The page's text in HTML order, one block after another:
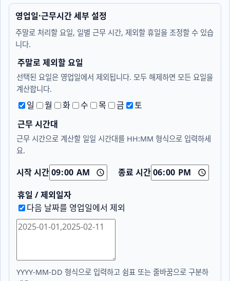
영업일·근무시간 세부 설정
주말로 처리할 요일, 일별 근무 시간, 제외할 휴일을 조정할 수 있습
니다.
주말로 제외할 요일
선택된 요일은 영업일에서 제외됩니다. 모두 해제하면 모든 요일을
계산합니다.
일 월 화 수 목 금
토
근무 시간대
근무 시간으로 계산할 일일 시간대를 HH:MM 형식으로 입력하세
요.
시작 시간
종료 시간
휴일 / 제외일자
다음 날짜를 영업일에서 제외
YYYY-MM-DD 형식으로 입력하고 쉼표 또는 줄바꿈으로 구분하